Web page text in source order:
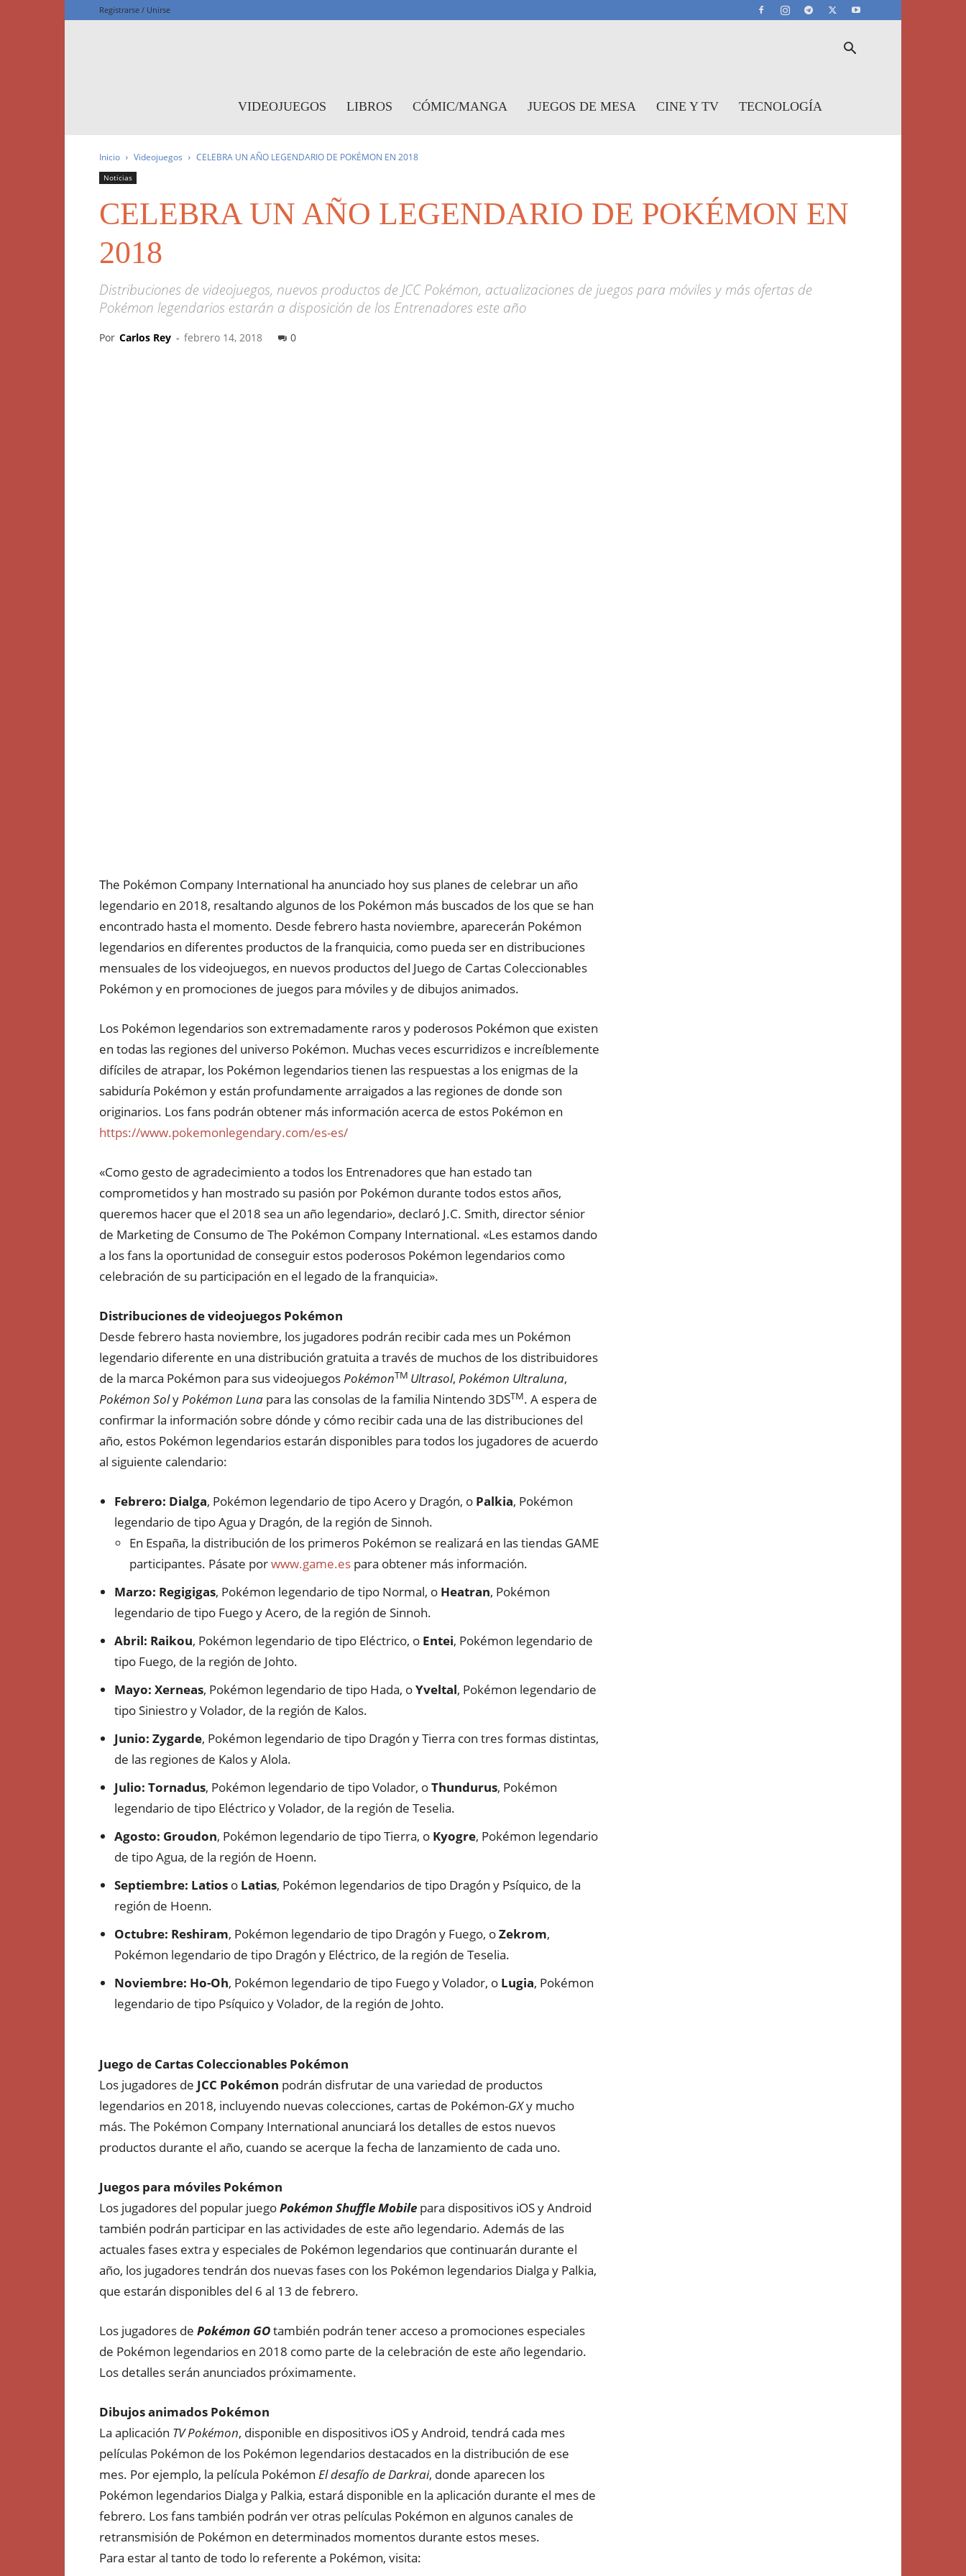
Registrarse / Unirse
VIDEOJUEGOS LIBROS CÓMIC/MANGA JUEGOS DE MESA CINE Y TV TECNOLOGÍA
Inicio Videojuegos CELEBRA UN AÑO LEGENDARIO DE POKÉMON EN 2018
Noticias
CELEBRA UN AÑO LEGENDARIO DE POKÉMON EN
2018
Distribuciones de videojuegos, nuevos productos de JCC Pokémon, actualizaciones de juegos para móviles y más ofertas de
Pokémon legendarios estarán a disposición de los Entrenadores este año
Por Carlos Rey - febrero 14, 2018 0
The Pokémon Company International ha anunciado hoy sus planes de celebrar un año
legendario en 2018, resaltando algunos de los Pokémon más buscados de los que se han
encontrado hasta el momento. Desde febrero hasta noviembre, aparecerán Pokémon
legendarios en diferentes productos de la franquicia, como pueda ser en distribuciones
mensuales de los videojuegos, en nuevos productos del Juego de Cartas Coleccionables
Pokémon y en promociones de juegos para móviles y de dibujos animados.
Los Pokémon legendarios son extremadamente raros y poderosos Pokémon que existen
en todas las regiones del universo Pokémon. Muchas veces escurridizos e increíblemente
difíciles de atrapar, los Pokémon legendarios tienen las respuestas a los enigmas de la
sabiduría Pokémon y están profundamente arraigados a las regiones de donde son
originarios. Los fans podrán obtener más información acerca de estos Pokémon en
https://www.pokemonlegendary.com/es-es/
«Como gesto de agradecimiento a todos los Entrenadores que han estado tan
comprometidos y han mostrado su pasión por Pokémon durante todos estos años,
queremos hacer que el 2018 sea un año legendario», declaró J.C. Smith, director sénior
de Marketing de Consumo de The Pokémon Company International. «Les estamos dando
a los fans la oportunidad de conseguir estos poderosos Pokémon legendarios como
celebración de su participación en el legado de la franquicia».
Distribuciones de videojuegos Pokémon
Desde febrero hasta noviembre, los jugadores podrán recibir cada mes un Pokémon
legendario diferente en una distribución gratuita a través de muchos de los distribuidores
de la marca Pokémon para sus videojuegosPokémonTM Ultrasol, Pokémon Ultraluna,
Pokémon SolyPokémon Luna para las consolas de la familia Nintendo 3DSTM. A espera de
confirmar la información sobre dónde y cómo recibir cada una de las distribuciones del
año, estos Pokémon legendarios estarán disponibles para todos los jugadores de acuerdo
al siguiente calendario:
Febrero: Dialga, Pokémon legendario de tipo Acero y Dragón, o Palkia, Pokémon
legendario de tipo Agua y Dragón, de la región de Sinnoh.
En España, la distribución de los primeros Pokémon se realizará en las tiendas GAME
participantes. Pásate porwww.game.es para obtener más información.
Marzo: Regigigas, Pokémon legendario de tipo Normal, o Heatran, Pokémon
legendario de tipo Fuego y Acero, de la región de Sinnoh.
Abril: Raikou, Pokémon legendario de tipo Eléctrico, o Entei, Pokémon legendario de
tipo Fuego, de la región de Johto.
Mayo: Xerneas, Pokémon legendario de tipo Hada, oYveltal, Pokémon legendario de
tipo Siniestro y Volador, de la región de Kalos.
Junio: Zygarde, Pokémon legendario de tipo Dragón y Tierra con tres formas distintas,
de las regiones de Kalos y Alola.
Julio: Tornadus, Pokémon legendario de tipo Volador, oThundurus, Pokémon
legendario de tipo Eléctrico y Volador, de la región de Teselia.
Agosto: Groudon, Pokémon legendario de tipo Tierra, o Kyogre, Pokémon legendario
de tipo Agua, de la región de Hoenn.
Septiembre: Latios o Latias, Pokémon legendarios de tipo Dragón y Psíquico, de la
región de Hoenn.
Octubre: Reshiram, Pokémon legendario de tipo Dragón y Fuego, oZekrom,
Pokémon legendario de tipo Dragón y Eléctrico, de la región de Teselia.
Noviembre: Ho-Oh, Pokémon legendario de tipo Fuego y Volador, o Lugia, Pokémon
legendario de tipo Psíquico y Volador, de la región de Johto.
Juego de Cartas Coleccionables Pokémon
Los jugadores de JCC Pokémon podrán disfrutar de una variedad de productos
legendarios en 2018, incluyendo nuevas colecciones, cartas de Pokémon-GXy mucho
más. The Pokémon Company International anunciará los detalles de estos nuevos
productos durante el año, cuando se acerque la fecha de lanzamiento de cada uno.
Juegos para móviles Pokémon
Los jugadores del popular juegoPokémon Shuffle Mobile para dispositivos iOS y Android
también podrán participar en las actividades de este año legendario. Además de las
actuales fases extra y especiales de Pokémon legendarios que continuarán durante el
año, los jugadores tendrán dos nuevas fases con los Pokémon legendarios Dialga y Palkia,
que estarán disponibles del 6 al 13 de febrero.
Los jugadores de Pokémon GOtambién podrán tener acceso a promociones especiales
de Pokémon legendarios en 2018 como parte de la celebración de este año legendario.
Los detalles serán anunciados próximamente.
Dibujos animados Pokémon
La aplicación TV Pokémon, disponible en dispositivos iOS y Android, tendrá cada mes
películas Pokémon de los Pokémon legendarios destacados en la distribución de ese
mes. Por ejemplo, la película Pokémon El desafío de Darkrai, donde aparecen los
Pokémon legendarios Dialga y Palkia, estará disponible en la aplicación durante el mes de
febrero. Los fans también podrán ver otras películas Pokémon en algunos canales de
retransmisión de Pokémon en determinados momentos durante estos meses.
Para estar al tanto de todo lo referente a Pokémon, visita: